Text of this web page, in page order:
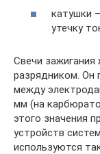
катушки
утечку
Свечи
разрядником. Он
между
мм (на
этого значения
устройств
используются